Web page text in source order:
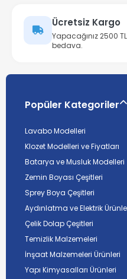
Ücretsiz Kargo
Yapacağınız 2500
bedava.
Popüler Kategoriler
Lavabo Modelleri
Klozet Modelleri ve Fiyatları
Batarya ve Musluk Modelleri
Zemin Boyası Çeşitleri
Sprey Boya Çeşitleri
Aydınlatma ve Elektrik
Çelik Dolap Çeşitleri
Temizlik Malzemeleri
İnşaat Malzemeleri Ürünleri
Yapı Kimyasalları Ürünleri